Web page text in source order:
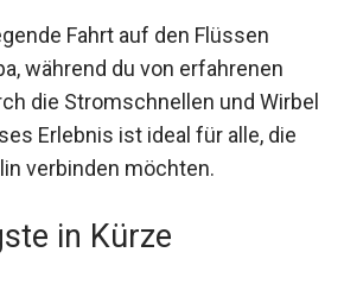
Fahrt auf den Flüssen
während du von erfahrenen
die Stromschnellen und Wirbel
Erlebnis ist ideal für alle, die
verbinden möchten.
in Kürze